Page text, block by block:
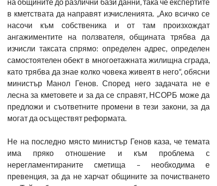
в кметствата да направят изчисленията. „Ако всичко се
насочи към собственика и от там произхождат
ангажиментите на ползвателя, общината трябва да
изчисли таксата спрямо: определен адрес, определен
самостоятелен обект в многоетажната жилищна сграда,
като трябва да знае колко човека живеят в него“, обясни
министър Манол Генов. Според него задачата не е
лесна за кметовете и за да се справят, НСОРБ може да
предложи и съответните промени в тези закони, за да
могат да осъществят реформата.
Не на последно място министър Генов каза, че темата
има пряко отношение и към проблема с
нерегламентираните сметища – необходима е
превенция, за да не харчат общините за почистването